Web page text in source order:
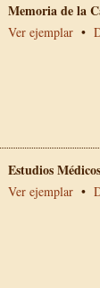
Memoria de la
Ver ejemplar •
Estudios
Ver ejemplar •